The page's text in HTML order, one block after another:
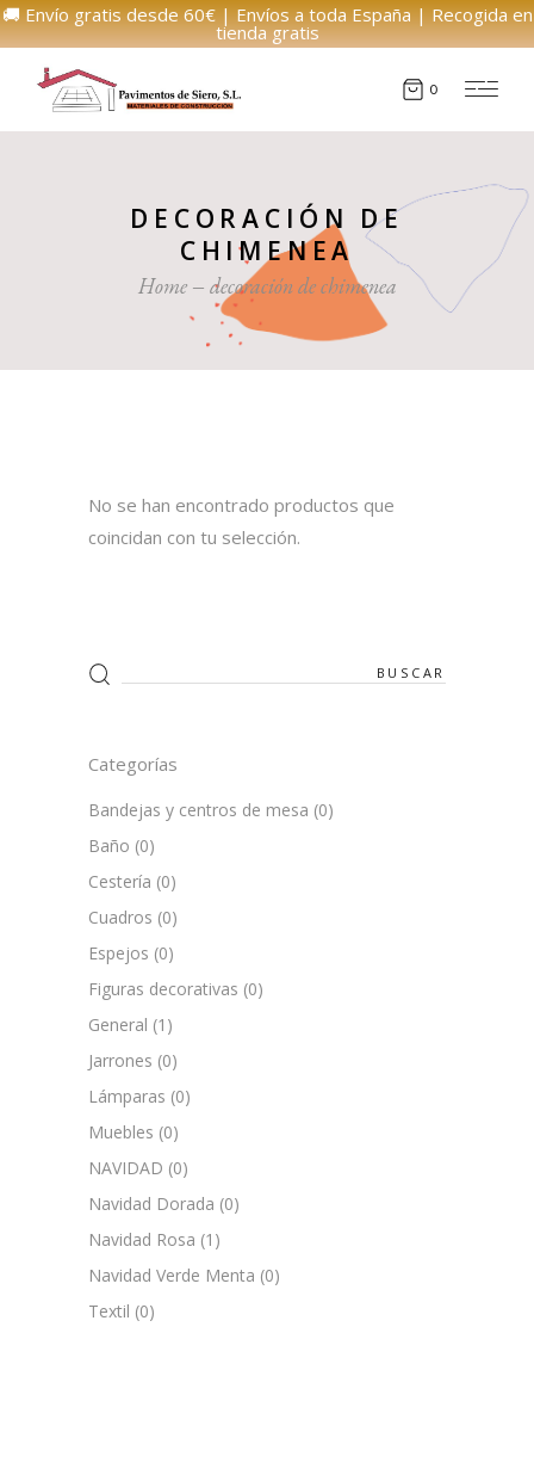
🚚 Envío gratis desde 60€ | Envíos a toda España | Recogida en
tienda gratis
0
DECORACIÓN DE
CHIMENEA
Home decoración de chimenea
No se han encontrado productos que
coincidan con tu selección.
Search
for:
Categorías
Bandejas y centros de mesa (0)
Baño (0)
Cestería (0)
Cuadros (0)
Espejos (0)
Figuras decorativas (0)
General (1)
Jarrones (0)
Lámparas (0)
Muebles (0)
NAVIDAD (0)
Navidad Dorada (0)
Navidad Rosa (1)
Navidad Verde Menta (0)
Textil (0)